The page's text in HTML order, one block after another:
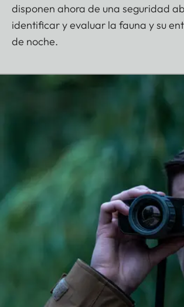
disponen ahora de una seguridad
identificar y evaluar la fauna y su
de noche.